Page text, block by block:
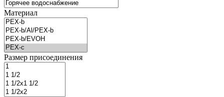
Материал
Размер присоединения